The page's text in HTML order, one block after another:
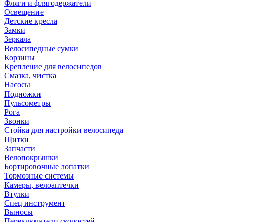
Фляги и флягодержатели
Освещение
Детские кресла
Замки
Зеркала
Велосипедные сумки
Корзины
Крепление для велосипедов
Смазка, чистка
Насосы
Подножки
Пульсометры
Рога
Звонки
Стойка для настройки велосипеда
Щитки
Запчасти
Велопокрышки
Бортировочные лопатки
Тормозные системы
Камеры, велоаптечки
Втулки
Спец инструмент
Выносы